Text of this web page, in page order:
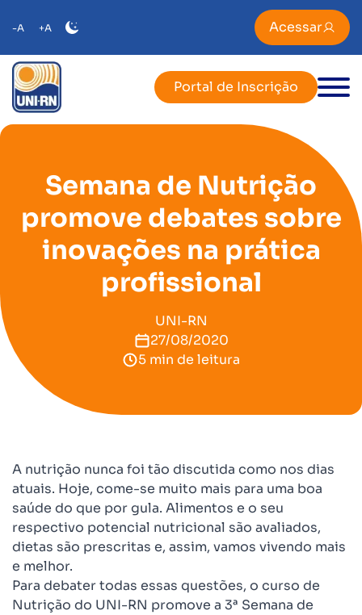
-A +A Acessar
Portal de Inscrição
Semana de Nutrição
promove debates sobre
inovações na prática
profissional
UNI-RN
27/08/2020
5 min de leitura
A nutrição nunca foi tão discutida como nos dias
atuais. Hoje, come-se muito mais para uma boa
saúde do que por gula. Alimentos e o seu
respectivo potencial nutricional são avaliados,
dietas são prescritas e, assim, vamos vivendo mais
e melhor.
Para debater todas essas questões, o curso de
Nutrição do UNI-RN promove a 3ª Semana de